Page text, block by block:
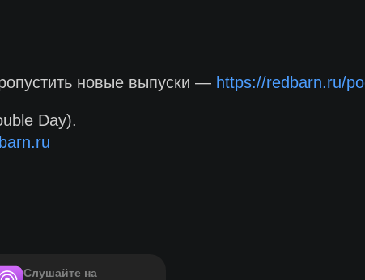
новые выпуски — https://redbarn.ru/
Day).
Слушайте на